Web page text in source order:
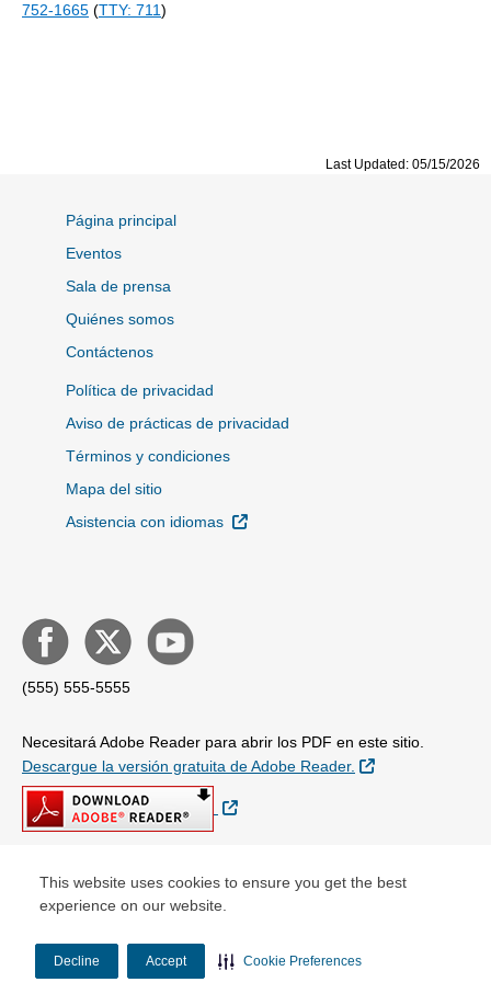
This website uses cookies to ensure you get the best
experience on our website.
Decline Accept Cookie Preferences
752-1665 (TTY: 711)
Last Updated: 05/15/2026
Página principal
Eventos
Sala de prensa
Quiénes somos
Contáctenos
Política de privacidad
Aviso de prácticas de privacidad
Términos y condiciones
Mapa del sitio
Asistencia con idiomas
Sitio Externo
(555) 555-5555
Necesitará Adobe Reader para abrir los PDF en este sitio.
Descargue la versión gratuita de Adobe Reader.
Sitio Externo
Sitio Externo
© Copyright 2026